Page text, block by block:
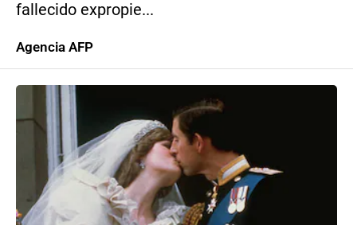
fallecido expropie...
Agencia AFP